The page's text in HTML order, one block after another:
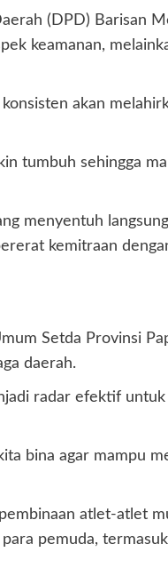
(DPD) Barisan
keamanan,
akan
tumbuh sehingga
menyentuh
kemitraan
Setda Provinsi
daerah.
radar efektif
bina agar mampu
atlet-atlet
pemuda,